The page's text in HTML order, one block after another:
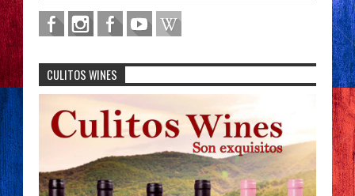
CULITOS WINES